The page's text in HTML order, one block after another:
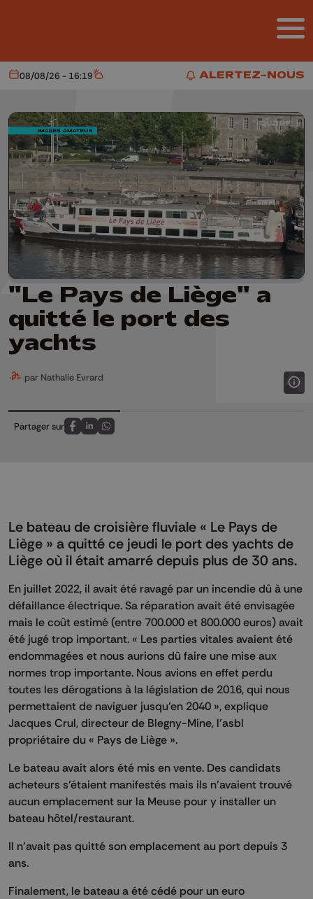
ALERTEZ-NOUS
ALERTEZ-NOUS
Aujourd'hui
08/08/26 - 16:19 Météo
"Le Pays de Liège" a
quitté le port des
yachts
par Nathalie Evrard
Partager sur
Partagez sur FaceBook
Partagez sur LinkedIn
Partagez sur Whatsapp
Le bateau de croisière fluviale « Le Pays de
Liège » a quitté ce jeudi le port des yachts de
Liège où il était amarré depuis plus de 30 ans.
En juillet 2022, il avait été ravagé par un incendie dû à une
défaillance électrique. Sa réparation avait été envisagée
mais le coût estimé (entre 700.000 et 800.000 euros) avait
été jugé trop important. « Les parties vitales avaient été
endommagées et nous aurions dû faire une mise aux
normes trop importante. Nous avions en effet perdu
toutes les dérogations à la législation de 2016, qui nous
permettaient de naviguer jusqu’en 2040 », explique
Jacques Crul, directeur de Blegny-Mine, l'asbl
propriétaire du « Pays de Liège ».
Le bateau avait alors été mis en vente. Des candidats
acheteurs s’étaient manifestés mais ils n’avaient trouvé
aucun emplacement sur la Meuse pour y installer un
bateau hôtel/restaurant.
Il n'avait pas quitté son emplacement au port depuis 3
ans.
Finalement, le bateau a été cédé pour un euro